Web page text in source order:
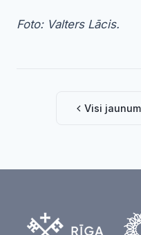
Foto: Valters Lācis.
Visi